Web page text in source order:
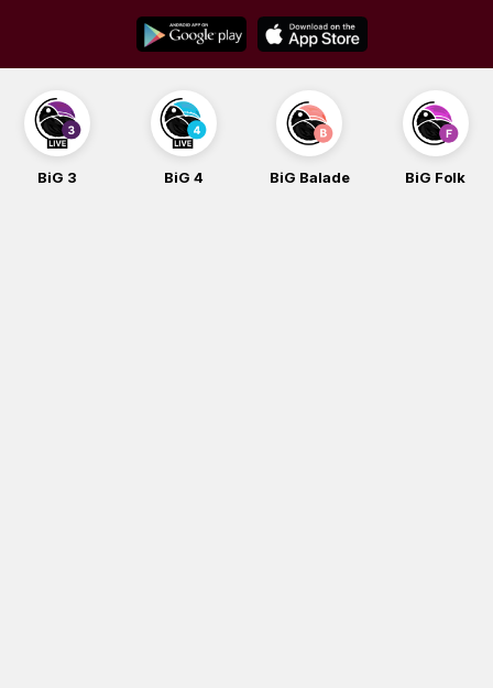
content
BiG 3 BiG 4 BiG Balade BiG Folk